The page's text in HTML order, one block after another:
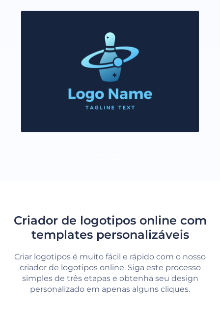
Criador de logotipos online com
templates personalizáveis
Criar logotipos é muito fácil e rápido com o nosso
criador de logotipos online. Siga este processo
simples de três etapas e obtenha seu design
personalizado em apenas alguns cliques.